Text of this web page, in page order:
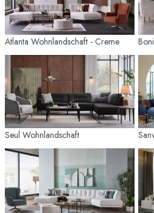
Atlanta Wohnlandschaft - Creme
Seul Wohnlandschaft